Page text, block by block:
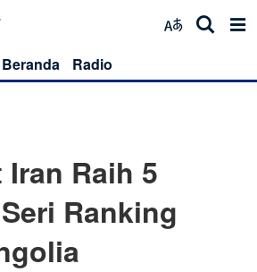
Beranda Radio
Raih 5
Ranking